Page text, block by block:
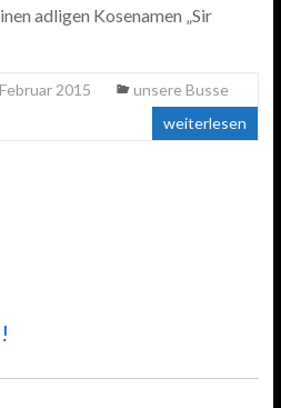
adligen Kosenamen „Sir
2015
unsere Busse
weiterlesen